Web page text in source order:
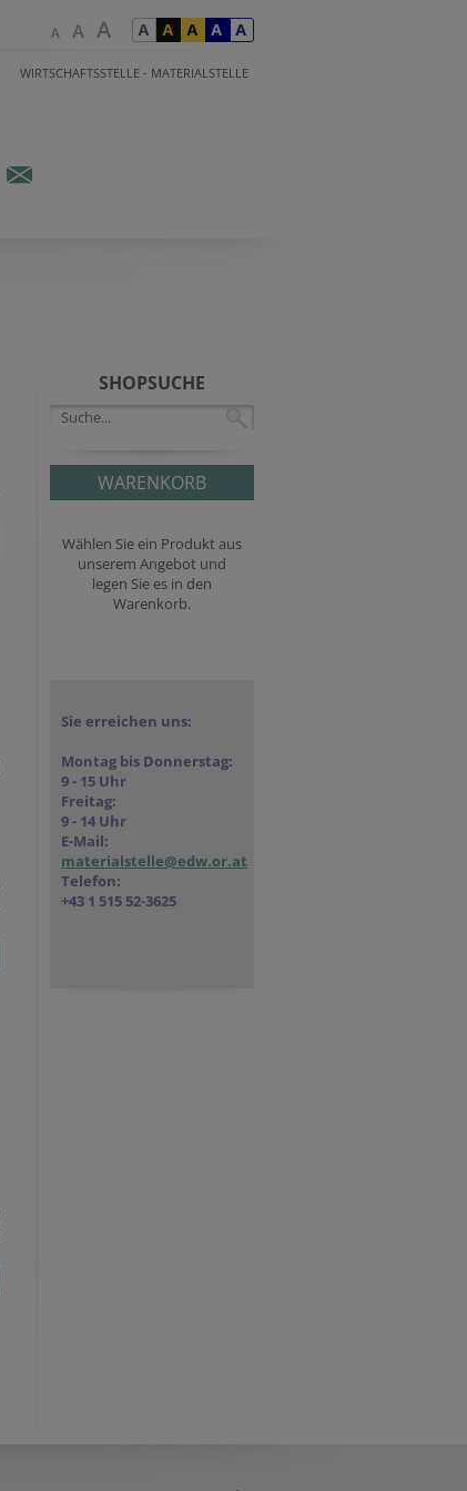
WIRTSCHAFTSSTELLE - MATERIALSTELLE
SHOPSUCHE
WARENKORB
Wählen Sie ein Produkt aus
unserem Angebot und
legen Sie es in den
Warenkorb.
Sie erreichen uns:
Montag bis Donnerstag:
9 - 15 Uhr
Freitag:
9 - 14 Uhr
E-Mail:
materialstelle@edw.or.at
Telefon:
+43 1 515 52-3625